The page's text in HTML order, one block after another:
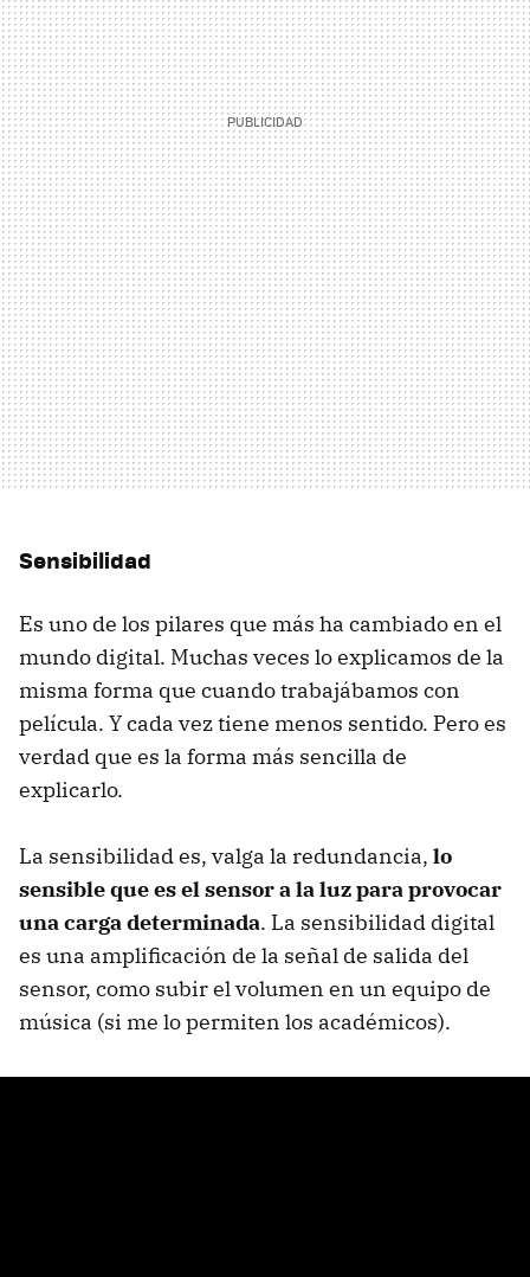
Sensibilidad
Es uno de los pilares que más ha cambiado en el
mundo digital. Muchas veces lo explicamos de la
misma forma que cuando trabajábamos con
película. Y cada vez tiene menos sentido. Pero es
verdad que es la forma más sencilla de
explicarlo.
La sensibilidad es, valga la redundancia, lo
sensible que es el sensor a la luz para provocar
una carga determinada. La sensibilidad digital
es una amplificación de la señal de salida del
sensor, como subir el volumen en un equipo de
música (si me lo permiten los académicos).